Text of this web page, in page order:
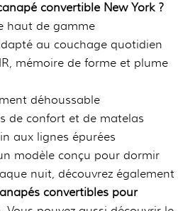
convertible New York ?
haut de gamme
au couchage quotidien
mémoire de forme et plume
déhoussable
de confort et de matelas
aux lignes épurées
modèle conçu pour dormir
nuit, découvrez également
convertibles pour